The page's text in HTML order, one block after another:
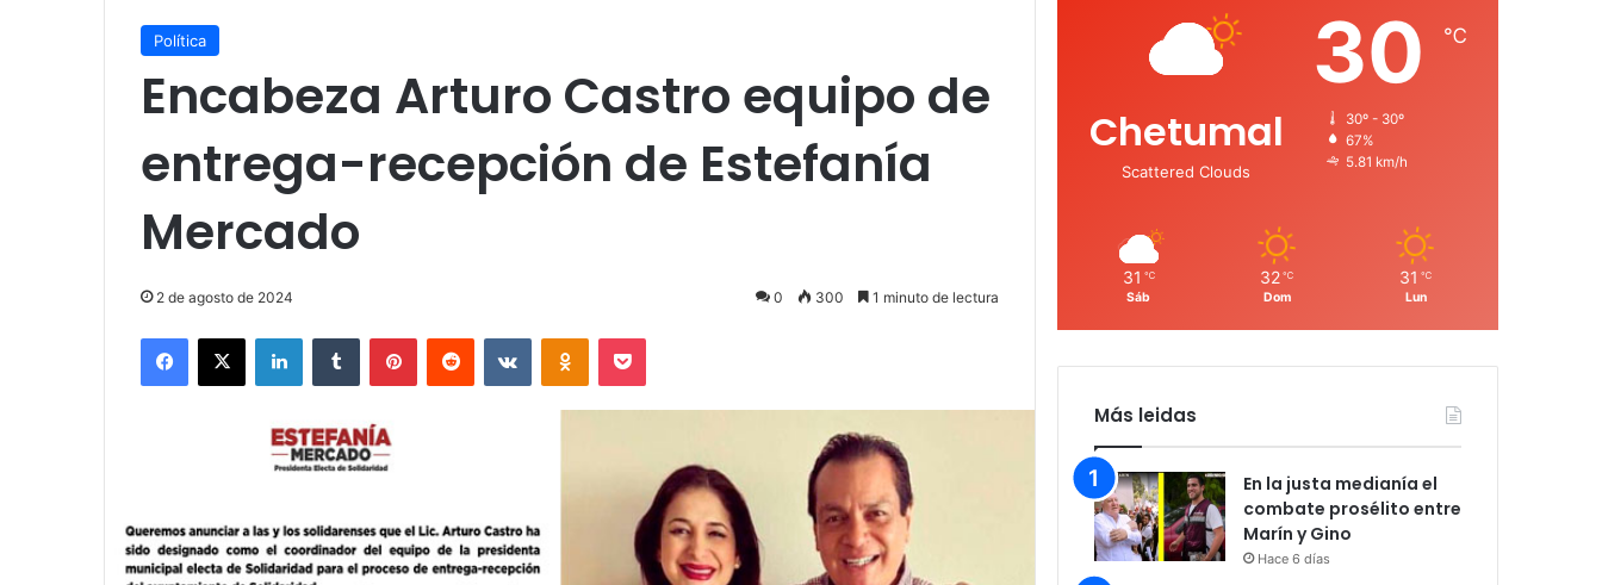
Política
Encabeza Arturo Castro equipo de
entrega-recepción de Estefanía
Mercado
2 de agosto de 2024 0 300 1 minuto de lectura
Facebook
X LinkedInTumblr PinterestReddit VKontakteOdnoklassniki
Pocket
Chetumal
Scattered Clouds
30 ℃
30º - 30º
67%
5.81 km/h
31 ℃
Sáb
32 ℃
Dom
31 ℃
Lun
Más leidas
En la justa medianía el
combate prosélito entre
Marín y Gino
Hace 6 días